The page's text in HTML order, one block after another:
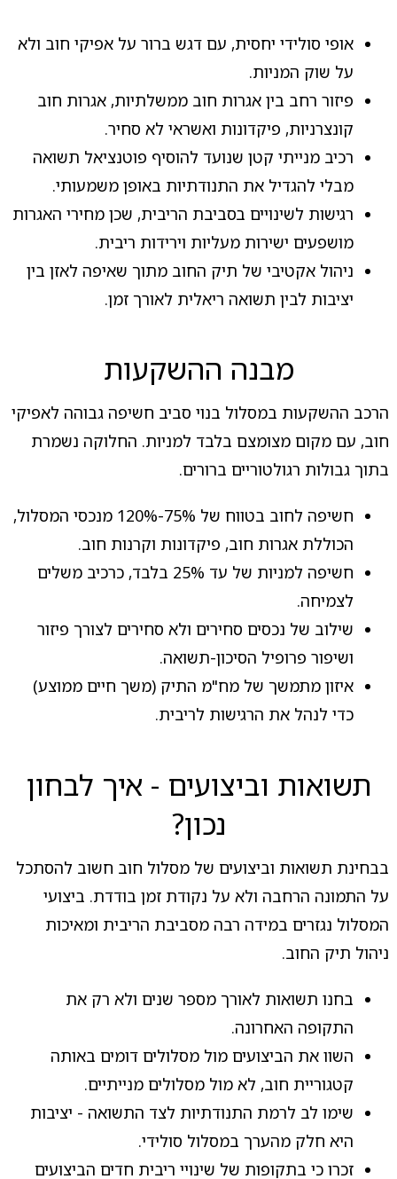
אופי סולידי יחסית, עם דגש ברור על אפיקי חוב ולא
על שוק המניות.
פיזור רחב בין אגרות חוב ממשלתיות, אגרות חוב
קונצרניות, פיקדונות ואשראי לא סחיר.
רכיב מנייתי קטן שנועד להוסיף פוטנציאל תשואה
מבלי להגדיל את התנודתיות באופן משמעותי.
רגישות לשינויים בסביבת הריבית, שכן מחירי האגרות
מושפעים ישירות מעליות וירידות ריבית.
ניהול אקטיבי של תיק החוב מתוך שאיפה לאזן בין
יציבות לבין תשואה ריאלית לאורך זמן.
מבנה ההשקעות
הרכב ההשקעות במסלול בנוי סביב חשיפה גבוהה לאפיקי
חוב, עם מקום מצומצם בלבד למניות. החלוקה נשמרת
בתוך גבולות רגולטוריים ברורים.
חשיפה לחוב בטווח של 75%-120% מנכסי המסלול,
הכוללת אגרות חוב, פיקדונות וקרנות חוב.
חשיפה למניות של עד 25% בלבד, כרכיב משלים
לצמיחה.
שילוב של נכסים סחירים ולא סחירים לצורך פיזור
ושיפור פרופיל הסיכון-תשואה.
איזון מתמשך של מח"מ התיק (משך חיים ממוצע)
כדי לנהל את הרגישות לריבית.
תשואות וביצועים - איך לבחון
נכון?
בבחינת תשואות וביצועים של מסלול חוב חשוב להסתכל
על התמונה הרחבה ולא על נקודת זמן בודדת. ביצועי
המסלול נגזרים במידה רבה מסביבת הריבית ומאיכות
ניהול תיק החוב.
בחנו תשואות לאורך מספר שנים ולא רק את
התקופה האחרונה.
השוו את הביצועים מול מסלולים דומים באותה
קטגוריית חוב, לא מול מסלולים מנייתיים.
שימו לב לרמת התנודתיות לצד התשואה - יציבות
היא חלק מהערך במסלול סולידי.
זכרו כי בתקופות של שינויי ריבית חדים הביצועים